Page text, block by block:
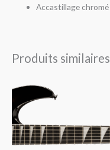
Accastillage chromé
Produits similaires